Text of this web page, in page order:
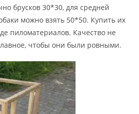
брусков 30*30, для средней
можно взять 50*50. Купить их
пиломатериалов. Качество не
чтобы они были ровными.